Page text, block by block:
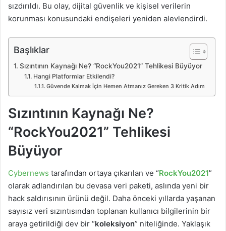
sızdırıldı. Bu olay, dijital güvenlik ve kişisel verilerin
korunması konusundaki endişeleri yeniden alevlendirdi.
Başlıklar
Sızıntının Kaynağı Ne? “RockYou2021” Tehlikesi Büyüyor
Hangi Platformlar Etkilendi?
Güvende Kalmak İçin Hemen Atmanız Gereken 3 Kritik Adım
Sızıntının Kaynağı Ne?
“RockYou2021” Tehlikesi
Büyüyor
Cybernews tarafından ortaya çıkarılan ve “RockYou2021”
olarak adlandırılan bu devasa veri paketi, aslında yeni bir
hack saldırısının ürünü değil. Daha önceki yıllarda yaşanan
sayısız veri sızıntısından toplanan kullanıcı bilgilerinin bir
araya getirildiği dev bir “koleksiyon” niteliğinde. Yaklaşık